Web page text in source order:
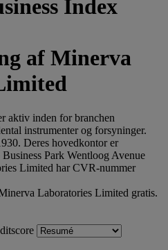
af Minerva
aktiv inden for branchen
instrumenter og forsyninger.
Deres hovedkontor er
Park Wentloog Avenue
Limited har CVR-nummer
Laboratories Limited gratis.